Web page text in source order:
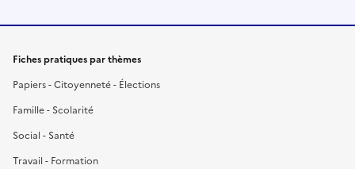
Fiches pratiques par thèmes
Papiers - Citoyenneté - Élections
Famille - Scolarité
Social - Santé
Travail - Formation